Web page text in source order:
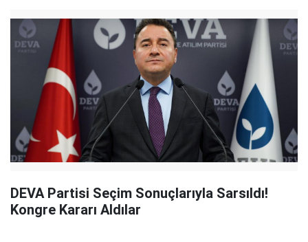
DEVA Partisi Seçim Sonuçlarıyla Sarsıldı!
Kongre Kararı Aldılar